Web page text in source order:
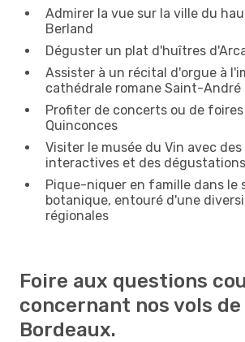
Admirer la vue sur la ville du
Berland
Déguster un plat d'huîtres
Assister à un récital d'orgue à
cathédrale romane Saint-André
Profiter de concerts ou de foires
Quinconces
Visiter le musée du Vin avec
interactives et des dégustations
Pique-niquer en famille dans le
botanique, entouré d'une
régionales
Foire aux questions
concernant nos vols de
Bordeaux.